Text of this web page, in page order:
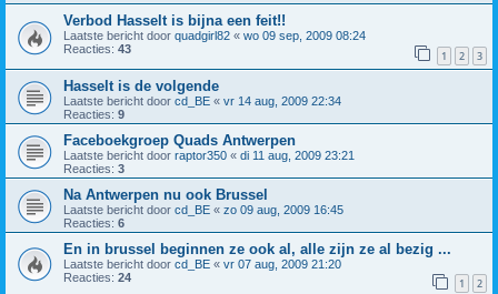
Verbod Hasselt is bijna een feit!!
Laatste bericht door quadgirl82 « wo 09 sep, 2009 08:24
Reacties: 43 1 2 3
Hasselt is de volgende
Laatste bericht door cd_BE « vr 14 aug, 2009 22:34
Reacties: 9
Faceboekgroep Quads Antwerpen
Laatste bericht door raptor350 « di 11 aug, 2009 23:21
Reacties: 3
Na Antwerpen nu ook Brussel
Laatste bericht door cd_BE « zo 09 aug, 2009 16:45
Reacties: 6
En in brussel beginnen ze ook al, alle zijn ze al bezig ...
Laatste bericht door cd_BE « vr 07 aug, 2009 21:20
Reacties: 24 1 2